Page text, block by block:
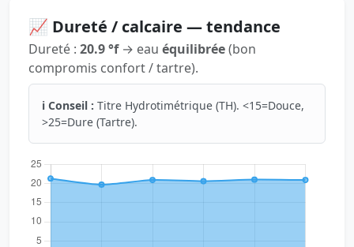
📈 Dureté / calcaire — tendance
Dureté : 20.9 °f→ eau équilibrée(bon
compromis confort / tartre).
ℹ️ Conseil : Titre Hydrotimétrique (TH). <15=Douce,
>25=Dure (Tartre).